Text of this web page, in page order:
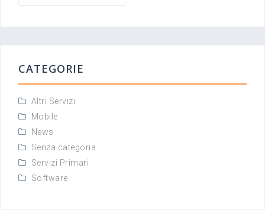
CATEGORIE
Altri Servizi
Mobile
News
Senza categoria
Servizi Primari
Software